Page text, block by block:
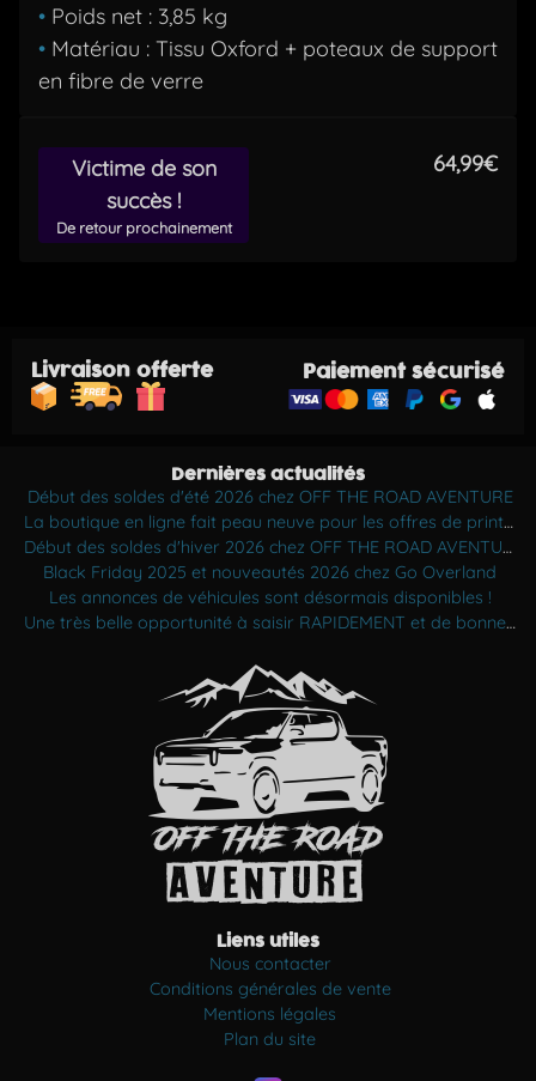
• Poids net : 3,85 kg
• Matériau : Tissu Oxford + poteaux de support
en fibre de verre
Victime de son
succès !
De retour prochainement
64,99€
Livraison offerte Paiement sécurisé
Dernières actualités
Début des soldes d'été 2026 chez OFF THE ROAD AVENTURE
La boutique en ligne fait peau neuve pour les offres de printemps !
Début des soldes d'hiver 2026 chez OFF THE ROAD AVENTURE
Black Friday 2025 et nouveautés 2026 chez Go Overland
Les annonces de véhicules sont désormais disponibles !
Une très belle opportunité à saisir RAPIDEMENT et de bonnes nouvelles
Liens utiles
Nous contacter
Conditions générales de vente
Mentions légales
Plan du site